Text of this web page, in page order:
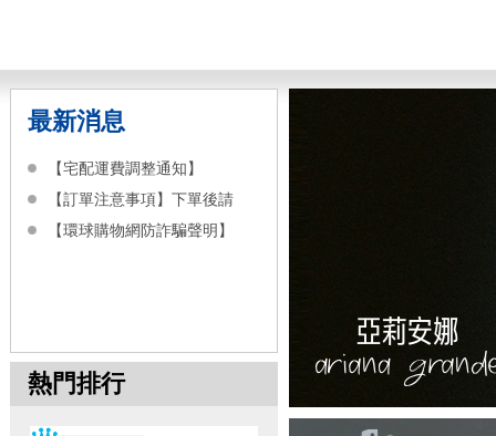
最新消息
【宅配運費調整通知】
【訂單注意事項】下單後請
【環球購物網防詐騙聲明】
熱門排行